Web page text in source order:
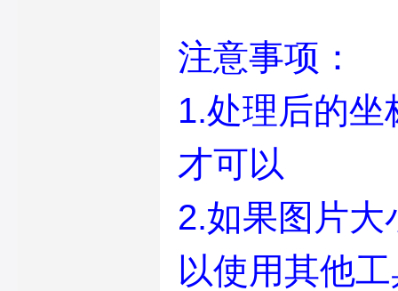
注意事项：
1.处理后的
才可以
2.如果图片
以使用其他